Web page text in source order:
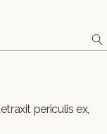
periculis ex,